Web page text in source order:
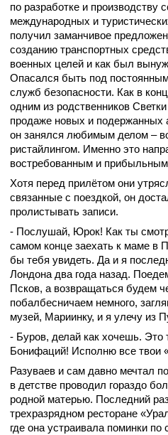
по разработке и производству
международных и
получил заманчивое
созданию транспортных
военных целей и как был
Опасался быть под
служб безопасности. Как в
одним из родственников
продаже новых и подержанных
он занялся любимым делом –
ристайлингом. Именно это
востребованным и
Хотя перед прилётом они
связанные с поездкой, он
пролистывать записи.
- Послушай, Юрок! Как ты
самом конце заехать к маме в
бы тебя увидеть. Да и я
Лондона два года назад.
Псков, а возвращаться будем
побалбесничаем немного,
музей, Мариинку, и я улечу из
- Буров, делай как хочешь. Это
Бонифаций! Исполню все твои
Разуваев и сам давно мечтал
в детстве проводил гораздо
родной матерью. Последний
трехразрядном ресторане
где она устраивала поминки по